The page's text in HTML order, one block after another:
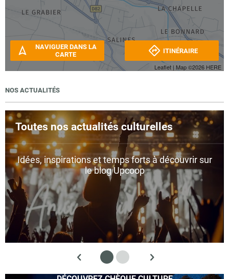
Leaflet | Map ©2026 HERE
NAVIGUER DANS LA
CARTE
ITINÉRAIRE
NOS ACTUALITÉS
Toutes nos actualités culturelles
Idées, inspirations et temps forts à découvrir sur
le blog Upcoop